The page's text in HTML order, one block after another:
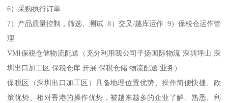
6）采购执行订单
7）产品质量控制，筛选、测试 8）交叉/越库运作 9）保税仓运作管
理
VMI保税仓储物流配送（充分利用我公司子扬国际物流 深圳坪山 深
圳出口加工区 保税仓库 开展 保税仓储 物流配送 业务）
保税区（深圳出口加工区）具备地理位置优势、操作简便快捷、政
策优势、相对香港的操作优势，被越来越多的企业了解、熟悉、利